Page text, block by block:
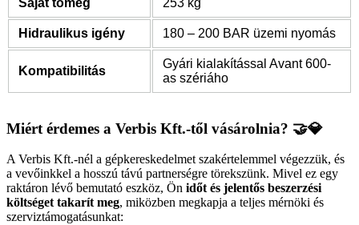
Hidraulikus igény 180 – 200 BAR üzemi nyomás
Kompatibilitás
Gyári kialakítással Avant 600-
as szériáho
Miért érdemes a Verbis Kft.-től vásárolnia? 🤝💎
A Verbis Kft.-nél a gépkereskedelmet szakértelemmel végezzük, és
a vevőinkkel a hosszú távú partnerségre törekszünk. Mivel ez egy
raktáron lévő bemutató eszköz, Ön időt és jelentős beszerzési
költséget takarít meg, miközben megkapja a teljes mérnöki és
szerviztámogatásunkat: